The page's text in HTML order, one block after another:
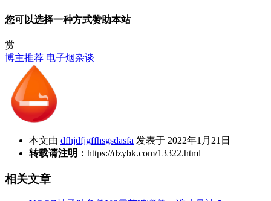
您可以选择一种方式赞助本站
赏
博主推荐 电子烟杂谈
本文由 dfhjdfjgffhsgsdasfa 发表于 2022年1月21日
转载请注明： https://dzybk.com/13322.html
相关文章